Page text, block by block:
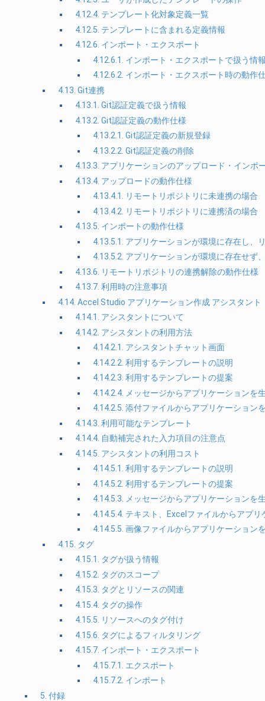
4.12.4. テンプレート化対象定義一覧
4.12.5. テンプレートに含まれる定義情報
4.12.6. インポート・エクスポート
4.12.6.1. インポート・エクスポートで扱う情
4.12.6.2. インポート・エクスポート時の動作
4.13. Git連携
4.13.1. Git認証定義で扱う情報
4.13.2. Git認証定義の動作仕様
4.13.2.1. Git認証定義の新規登録
4.13.2.2. Git認証定義の削除
4.13.3. アプリケーションのアップロード・インポ
4.13.4. アップロードの動作仕様
4.13.4.1. リモートリポジトリに未連携の場合
4.13.4.2. リモートリポジトリに連携済の場合
4.13.5. インポートの動作仕様
4.13.5.1. アプリケーションが環境に存在し、
4.13.5.2. アプリケーションが環境に存在せず
4.13.6. リモートリポジトリの連携解除の動作仕様
4.13.7. 利用時の注意事項
4.14. Accel Studio アプリケーション作成 アシスタント
4.14.1. アシスタントについて
4.14.2. アシスタントの利用方法
4.14.2.1. アシスタントチャット画面
4.14.2.2. 利用するテンプレートの説明
4.14.2.3. 利用するテンプレートの提案
4.14.2.4. メッセージからアプリケーションを
4.14.2.5. 添付ファイルからアプリケーション
4.14.3. 利用可能なテンプレート
4.14.4. 自動補完された入力項目の注意点
4.14.5. アシスタントの利用コスト
4.14.5.1. 利用するテンプレートの説明
4.14.5.2. 利用するテンプレートの提案
4.14.5.3. メッセージからアプリケーションを
4.14.5.4. テキスト、Excelファイルからアプリ
4.14.5.5. 画像ファイルからアプリケーション
4.15. タグ
4.15.1. タグが扱う情報
4.15.2. タグのスコープ
4.15.3. タグとリソースの関連
4.15.4. タグの操作
4.15.5. リソースへのタグ付け
4.15.6. タグによるフィルタリング
4.15.7. インポート・エクスポート
4.15.7.1. エクスポート
4.15.7.2. インポート
5. 付録